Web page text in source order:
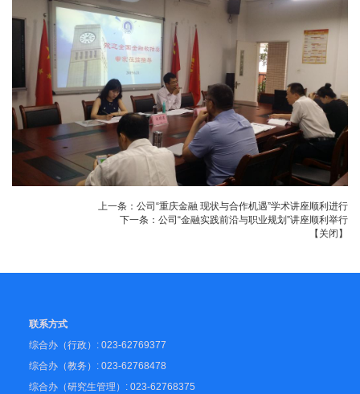
上一条： 公司“重庆金融 现状与合作机遇”学术讲座顺利进行
下一条： 公司“金融实践前沿与职业规划”讲座顺利举行
【关闭】
联系方式
综合办（行政）: 023-62769377
综合办（教务）: 023-62768478
综合办（研究生管理）: 023-62768375